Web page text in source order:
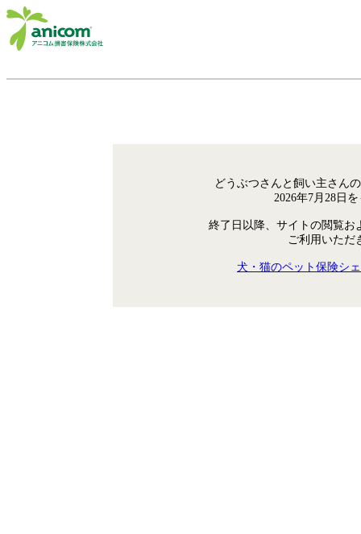
どうぶつさんと飼い主さん
2026年7月28日
終了日以降、サイトの閲覧お
ご利用いただ
犬・猫のペット保険シ